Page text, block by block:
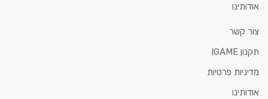
אודותינו
צור קשר
תקנון IGAME
מדיניות פרטיות
אודותינו